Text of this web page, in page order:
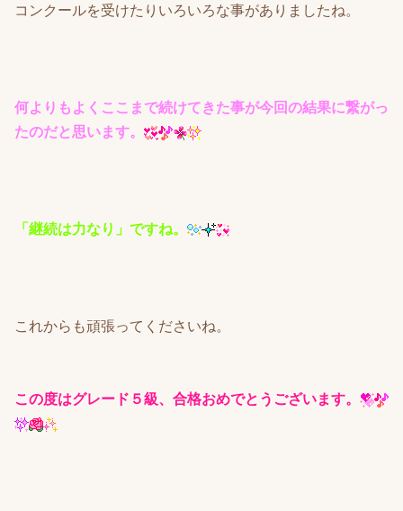
コンクールを受けたりいろいろな事がありましたね。
何よりもよくここまで続けてきた事が今回の結果に繋がっ
たのだと思います。
「継続は力なり」ですね。
これからも頑張ってくださいね。
この度はグレード５級、合格おめでとうございます。